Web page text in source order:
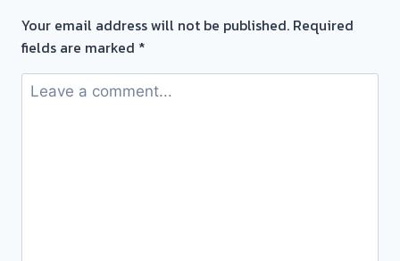
ทอง
อิฐ
ชนิด
ราคา
ดี!
Your email address will not be published. Required
fields are marked *